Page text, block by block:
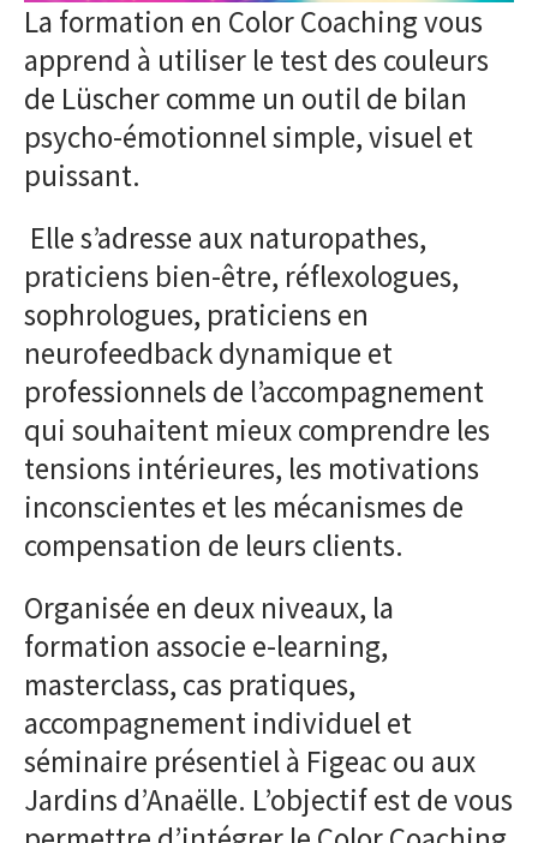
La formation en Color Coaching vous
apprend à utiliser le test des couleurs
de Lüscher comme un outil de bilan
psycho-émotionnel simple, visuel et
puissant.
Elle s’adresse aux naturopathes,
praticiens bien-être, réflexologues,
sophrologues, praticiens en
neurofeedback dynamique et
professionnels de l’accompagnement
qui souhaitent mieux comprendre les
tensions intérieures, les motivations
inconscientes et les mécanismes de
compensation de leurs clients.
Organisée en deux niveaux, la
formation associe e-learning,
masterclass, cas pratiques,
accompagnement individuel et
séminaire présentiel à Figeac ou aux
Jardins d’Anaëlle. L’objectif est de vous